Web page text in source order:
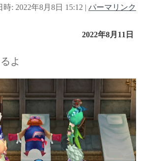
時: 2022年8月8日 15:12 | パーマリンク
2022年8月11日
よ